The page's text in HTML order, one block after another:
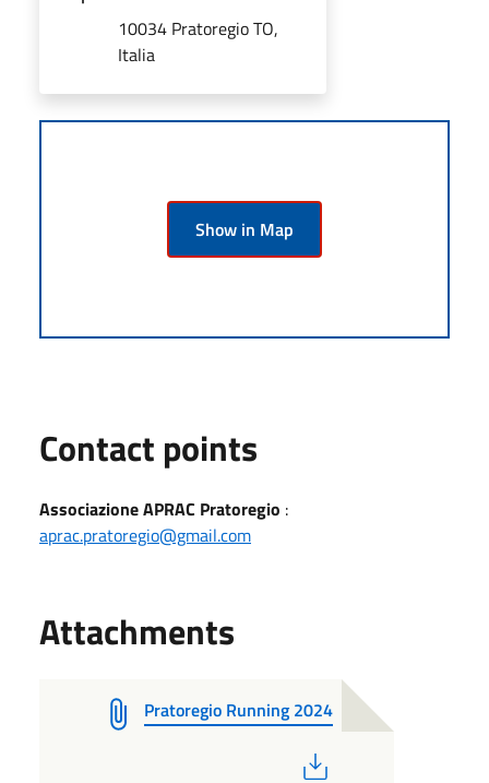
10034 Pratoregio TO,
Italia
Show in Map
Contact points
Associazione APRAC Pratoregio :
aprac.pratoregio@gmail.com
Attachments
Pratoregio Running 2024